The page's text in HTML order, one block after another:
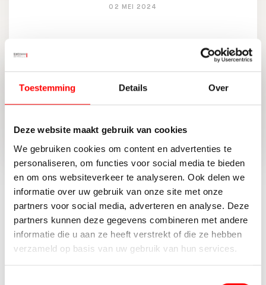
Toestemming Details Over
Deze website maakt gebruik van cookies
We gebruiken cookies om content en advertenties te
personaliseren, om functies voor social media te bieden
en om ons websiteverkeer te analyseren. Ook delen we
informatie over uw gebruik van onze site met onze
partners voor social media, adverteren en analyse. Deze
partners kunnen deze gegevens combineren met andere
informatie die u aan ze heeft verstrekt of die ze hebben
verzameld op basis van uw gebruik van hun services.
02 MEI 2024
Blijf op de hoogte
Schrijf je hier in voor de nieuwsbrief.